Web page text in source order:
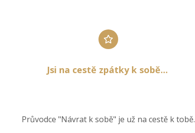
Jsi na cestě zpátky k sobě...
Průvodce "Návrat k sobě" je už na cestě k tobě.